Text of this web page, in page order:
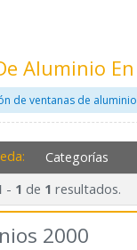
Aluminio
de ventanas de
Categorías
- 1 de 1 resultados.
2000